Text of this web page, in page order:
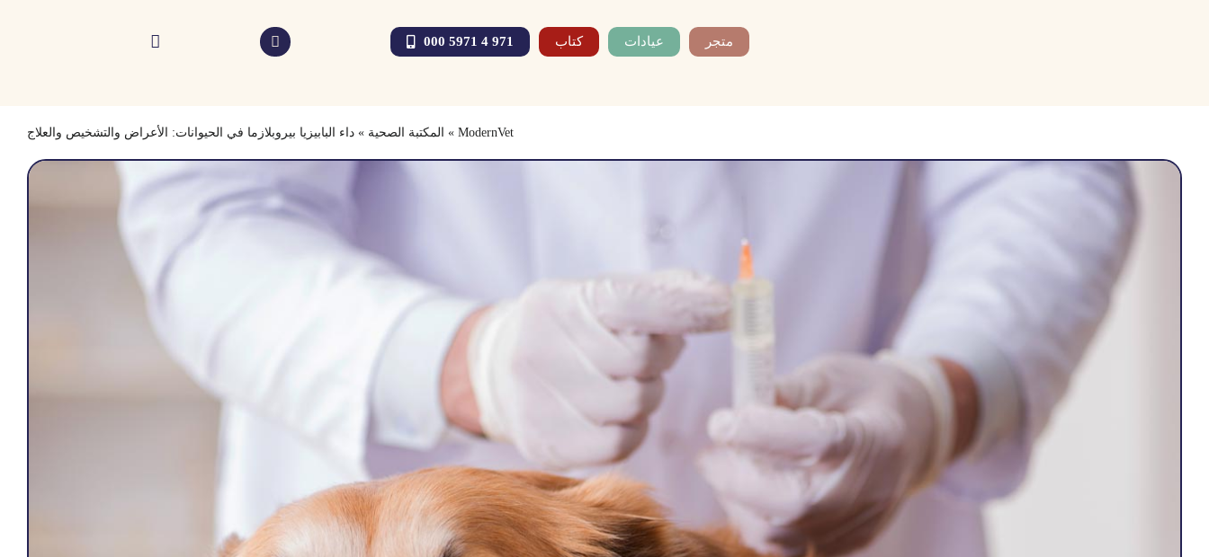
متجر عيادات كتاب 971 4 5971 000
ModernVet
» المكتبة الصحية »داء البابيزيا بيروبلازما في الحيوانات: الأعراض والتشخيص والعلاج